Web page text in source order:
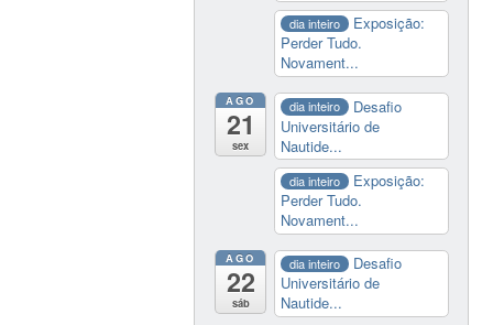
dia inteiro
Exposição:
Perder Tudo.
Novament...
AGO
21
sex
dia inteiro
Desafio
Universitário de
Nautide...
dia inteiro
Exposição:
Perder Tudo.
Novament...
AGO
22
sáb
dia inteiro
Desafio
Universitário de
Nautide...